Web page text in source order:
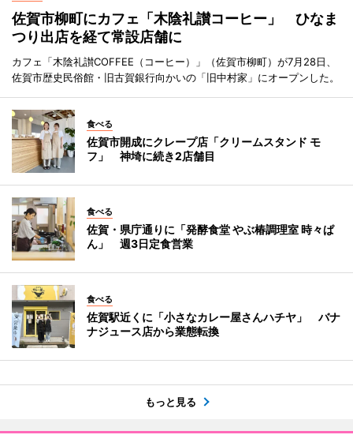
佐賀市柳町にカフェ「木陰礼讃コーヒー」 ひなま
つり出店を経て常設店舗に
カフェ「木陰礼讃COFFEE（コーヒー）」（佐賀市柳町）が7月28日、
佐賀市歴史民俗館・旧古賀銀行向かいの「旧中村家」にオープンした。
食べる
佐賀市開成にクレープ店「クリームスタンド モ
フ」 神埼に続き2店舗目
食べる
佐賀・県庁通りに「発酵食堂 やぶ椿調理室 時々ぱ
ん」 週3日定食営業
食べる
佐賀駅近くに「小さなカレー屋さんハチヤ」 バナ
ナジュース店から業態転換
もっと見る